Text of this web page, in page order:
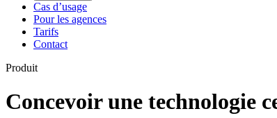
Cas d’usage
Pour les agences
Tarifs
Contact
Produit
Concevoir une technologie